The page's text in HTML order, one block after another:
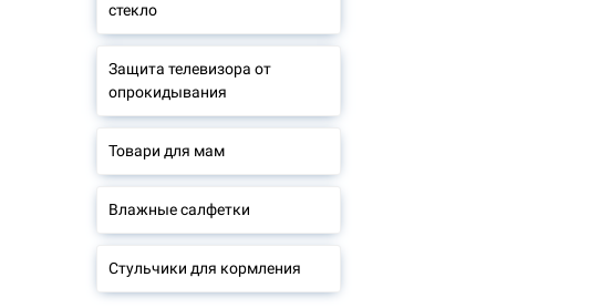
стекло
Защита телевизора от
опрокидывания
Товари для мам
Влажные салфетки
Стульчики для кормления